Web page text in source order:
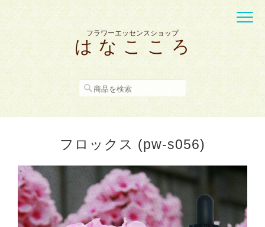
フラワーエッセンスショップ
は な こ こ ろ
フロックス (pw-s056)